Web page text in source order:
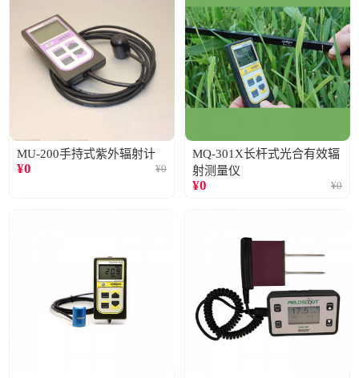
MU-200手持式紫外辐射计
¥0 ¥0
MQ-301X长杆式光合有效辐
射测量仪
¥0 ¥0